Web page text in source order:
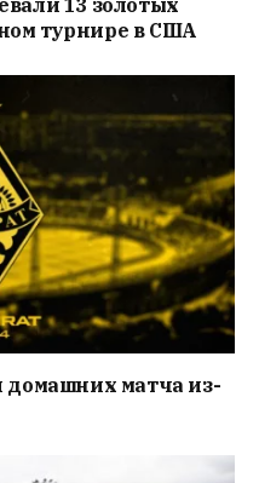
13 золотых
турнире в США
домашних матча из-